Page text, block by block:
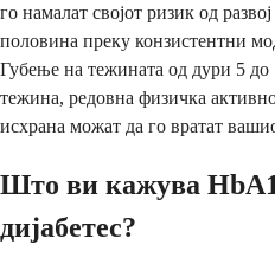
го намалат својот ризик од
половина преку конзистентни
Губење на тежината од дури 5 до
тежина, редовна физичка
исхрана можат да го вратат
Што ви кажува
дијабетес?